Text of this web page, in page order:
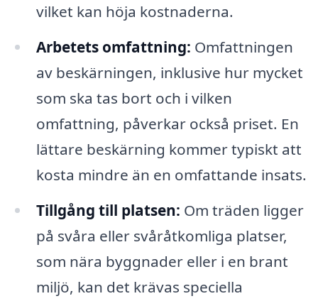
vilket kan höja kostnaderna.
Arbetets omfattning: Omfattningen
av beskärningen, inklusive hur mycket
som ska tas bort och i vilken
omfattning, påverkar också priset. En
lättare beskärning kommer typiskt att
kosta mindre än en omfattande insats.
Tillgång till platsen: Om träden ligger
på svåra eller svåråtkomliga platser,
som nära byggnader eller i en brant
miljö, kan det krävas speciella